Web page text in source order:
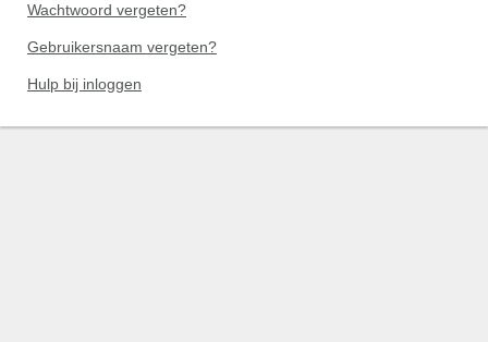
Wachtwoord vergeten?
Gebruikersnaam vergeten?
Hulp bij inloggen